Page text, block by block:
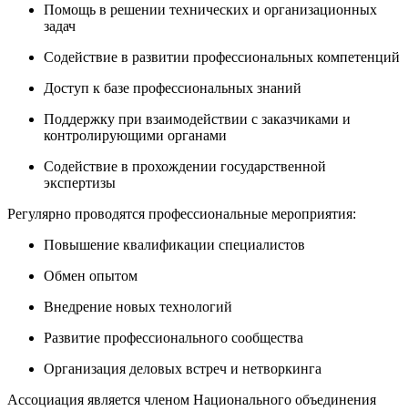
Помощь в решении технических и организационных
задач
Содействие в развитии профессиональных компетенций
Доступ к базе профессиональных знаний
Поддержку при взаимодействии с заказчиками и
контролирующими органами
Содействие в прохождении государственной
экспертизы
Регулярно проводятся профессиональные мероприятия:
Повышение квалификации специалистов
Обмен опытом
Внедрение новых технологий
Развитие профессионального сообщества
Организация деловых встреч и нетворкинга
Ассоциация является членом Национального объединения